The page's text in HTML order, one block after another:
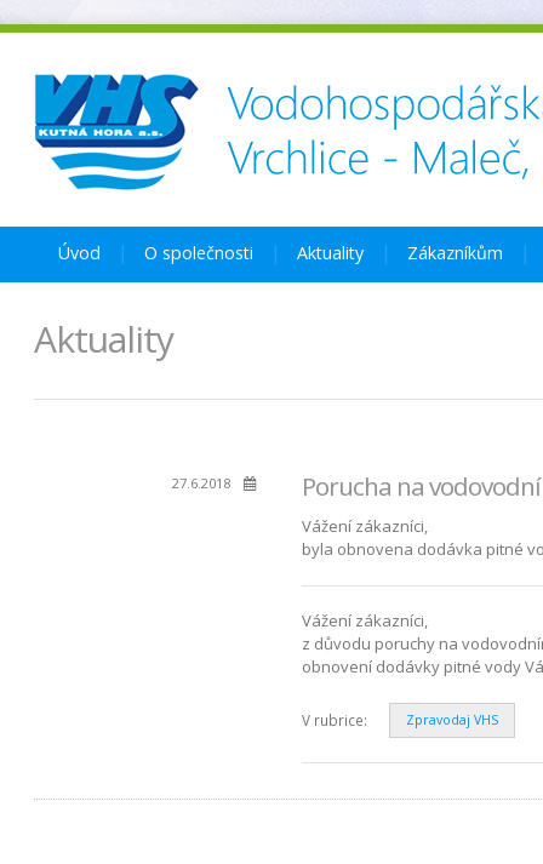
Úvod O společnosti Aktuality Zákazníkům
Aktuality
27.6.2018 Porucha na
Vážení zákazníci,
byla obnovena dodávka pitné
Vážení zákazníci,
z důvodu poruchy na
obnovení dodávky pitné vody
V rubrice: Zpravodaj VHS